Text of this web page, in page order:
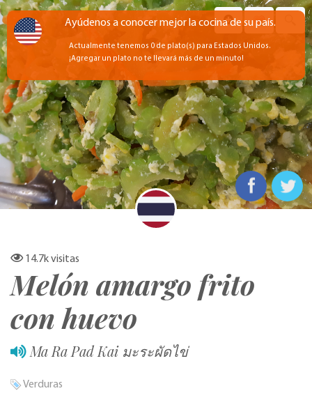
14.7kvisitas
Melón amargo frito
con huevo
Ma Ra Pad Kai มะระผัดไข่
Verduras
Ayúdenos a conocer mejor la cocina de su país.
Actualmente tenemos 0 de plato(s) para Estados Unidos.
¡Agregar un plato no te llevará más de un minuto!